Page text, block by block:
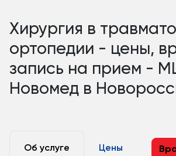
Хирургия в
ортопедии - цены,
запись на прием -
Новомед в
Об услуге Цены